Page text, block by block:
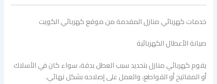
خدمات كهربائي منازل المقدمة من موقع كهربائي الكويت
صيانة الأعطال الكهربائية
يقوم كهربائي منازل بتحديد سبب العطل بدقة، سواء كان في الأسلاك
أو المفاتيح أو القواطع، والعمل على إصلاحه بشكل نهائي.